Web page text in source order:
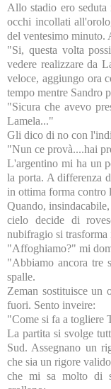
Allo stadio ero
occhi incollati
del ventesimo minuto.
"Si, questa volta
vedere realizzare da
veloce, aggiungo ora
tempo mentre Sandro
"Sicura che avevo
Lamela..."
Gli dico di no con
"Nun ce provà....hai
L'argentino mi ha un
la porta. A differenza
in ottima forma contro
Quando,
cielo decide di
nubifragio si trasforma
"Affoghiamo?" mi
"Abbiamo ancora tre
spalle.
Zeman sostituisce
fuori. Sento inveire:
"Come si fa a togliere
La partita si svolge
Sud. Assegnano un
che sia un rigore
che mi sa molto di